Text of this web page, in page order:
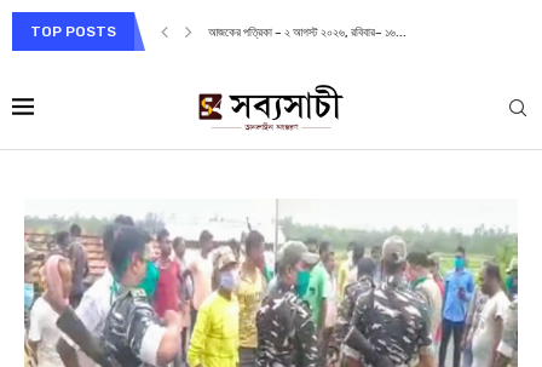
TOP POSTS আজকের পত্রিকা – ২ আগস্ট ২০২৬, রবিবার– ১৬...